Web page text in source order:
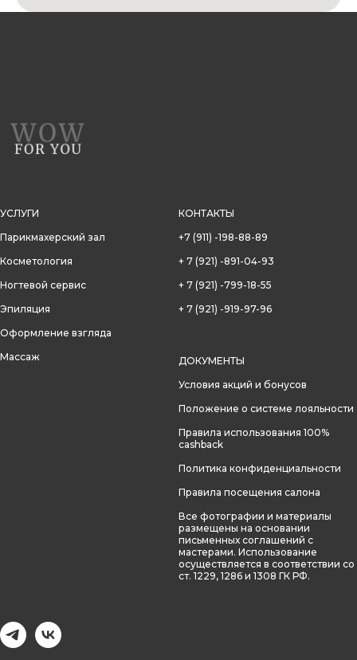
УСЛУГИ
Парикмахерский зал
Косметология
Ногтевой сервис
Эпиляция
Оформление взгляда
Массаж
КОНТАКТЫ
+7 (911) -198-88-89
+ 7 (921) -891-04-93
+ 7 (921) -799-18-55
+ 7 (921) -919-97-96
ДОКУМЕНТЫ
Условия акций и бонусов
Положение о системе лояльности
Правила использования 100%
cashback
Политика конфиденциальности
Правила посещения салона
Все фотографии и материалы
размещены на основании
письменных соглашений с
мастерами. Использование
осуществляется в соответствии со
ст. 1229, 1286 и 1308 ГК РФ.